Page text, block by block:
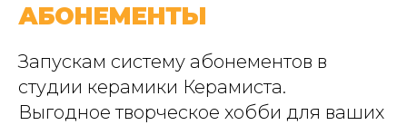
АБОНЕМЕНТЫ
Запускам систему абонементов в
студии керамики Керамиста.
Выгодное творческое хобби для ваших